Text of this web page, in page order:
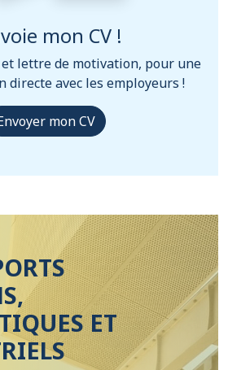
mon CV !
et lettre de motivation, pour une
directe avec les employeurs !
mon CV
ET